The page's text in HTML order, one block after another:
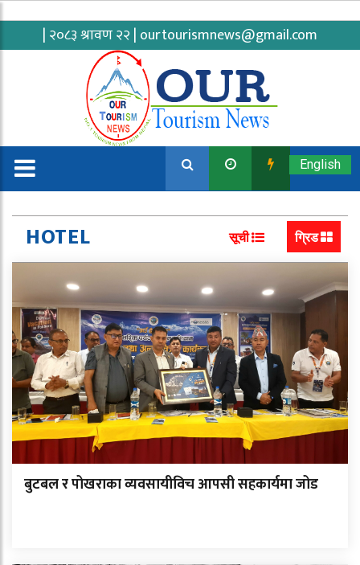
| २०८३ श्रावण २२ | ourtourismnews@gmail.com
English
HOTEL सूची ग्रिड
बुटबल र पोखराका व्यवसायीविच आपसी सहकार्यमा जोड